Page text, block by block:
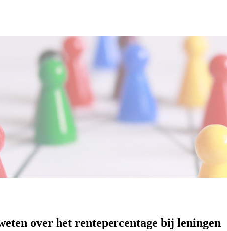
over het rentepercentage bij leningen